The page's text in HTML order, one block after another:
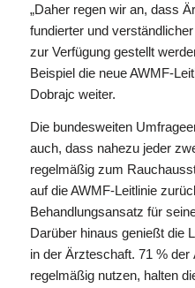
„Daher regen wir an, dass
fundierter und
zur Verfügung gestellt
Beispiel die neue AWMF-
Dobrajc weiter.
Die bundesweiten
auch, dass nahezu jeder
regelmäßig zum
auf die AWMF-Leitlinie
Behandlungsansatz für
Darüber hinaus genießt die
in der Ärzteschaft. 71 % der
regelmäßig nutzen, halten